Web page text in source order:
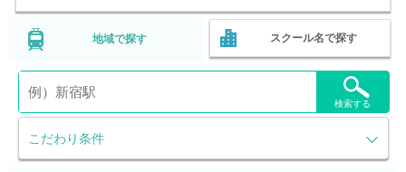
地域で探す スクール名で探す
こだわり条件
検索する